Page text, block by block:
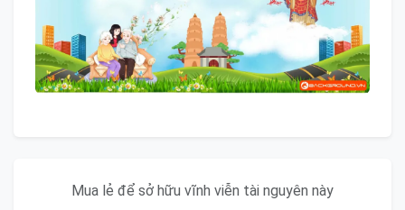
Mua lẻ để sở hữu vĩnh viễn tài nguyên này